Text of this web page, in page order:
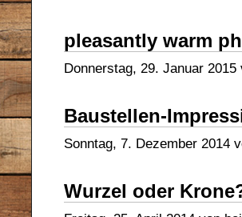
pleasantly warm
Donnerstag, 29. Januar
Baustellen-
Sonntag, 7. Dezember 2014
Wurzel oder